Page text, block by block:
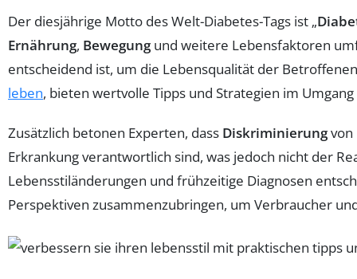
Der diesjährige Motto des Welt-Diabetes-Tags ist „
Ernährung, Bewegungund weitere Lebensfaktoren
entscheidend ist, um die Lebensqualität der
leben, bieten wertvolle Tipps und Strategien im
Zusätzlich betonen Experten, dass Diskriminierungvon
Erkrankung verantwortlich sind, was jedoch nicht der
Lebensstiländerungen und frühzeitige Diagnosen
Perspektiven zusammenzubringen, um Verbraucher